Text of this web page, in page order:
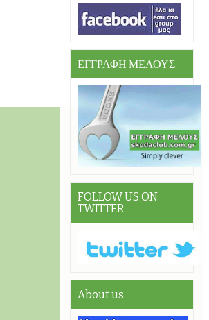
ΕΓΓΡΑΦΗ ΜΕΛΟΥΣ
FOLLOW US ON
TWITTER
About us